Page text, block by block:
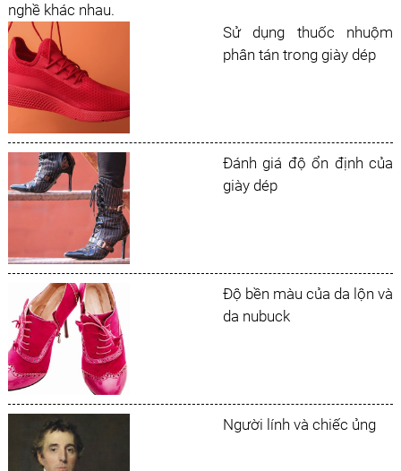
nghề khác nhau.
Sử dụng thuốc nhuộm
phân tán trong giày dép
Đánh giá độ ổn định của
giày dép
Độ bền màu của da lộn và
da nubuck
Người lính và chiếc ủng